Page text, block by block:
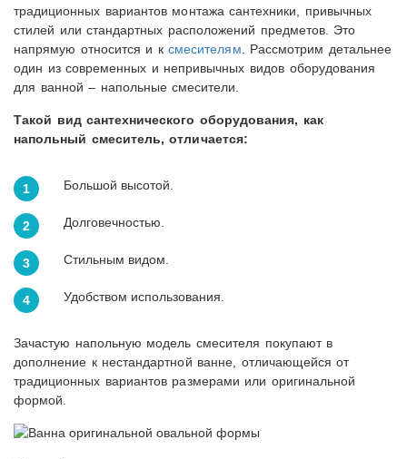
традиционных вариантов монтажа сантехники, привычных
стилей или стандартных расположений предметов. Это
напрямую относится и ксмесителям . Рассмотрим детальнее
один из современных и непривычных видов оборудования
для ванной – напольные смесители.
Такой вид сантехнического оборудования, как
напольный смеситель, отличается:
Большой высотой.
Долговечностью.
Стильным видом.
Удобством использования.
Зачастую напольную модель смесителя покупают в
дополнение к нестандартной ванне, отличающейся от
традиционных вариантов размерами или оригинальной
формой.